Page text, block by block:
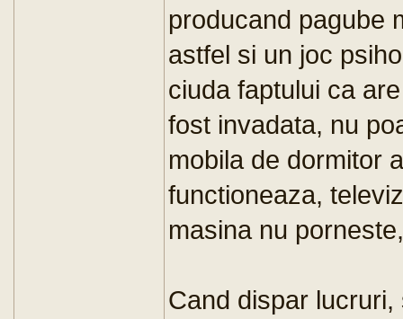
producand pagube
astfel si un joc
ciuda faptului ca
fost invadata, nu
mobila de dormitor
functioneaza,
masina nu
Cand dispar